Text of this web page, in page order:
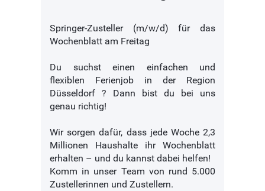
Springer-Zusteller (m/w/d) für das
Wochenblatt am Freitag
Du suchst einen einfachen und
flexiblen Ferienjob in der Region
Düsseldorf ? Dann bist du bei uns
genau richtig!
Wir sorgen dafür, dass jede Woche 2,3
Millionen Haushalte ihr Wochenblatt
erhalten – und du kannst dabei helfen!
Komm in unser Team von rund 5.000
Zustellerinnen und Zustellern.